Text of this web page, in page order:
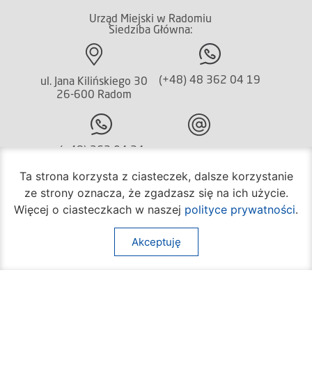
Urząd Miejski w Radomiu
Siedziba Główna:
ul. Jana Kilińskiego 30
26-600 Radom
(+48) 48 362 04 19
(+48) 362 04 24
Godziny pracy:
Biuro Obsługi Mieszkańca
godz.7:30 – 16:30
Ta strona korzysta z ciasteczek, dalsze korzystanie
ze strony oznacza, że zgadzasz się na ich użycie.
Więcej o ciasteczkach w naszej polityce prywatności.
Akceptuję